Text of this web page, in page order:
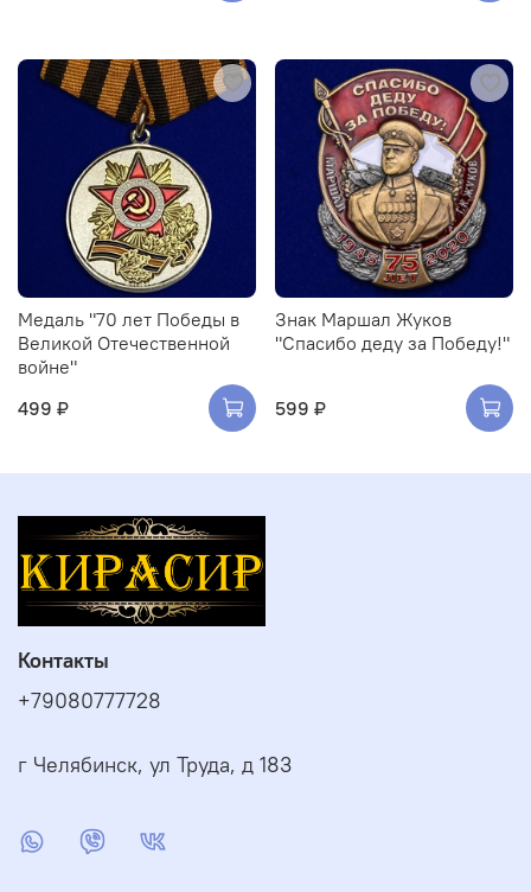
Медаль "70 лет Победы в
Великой Отечественной
войне"
499 ₽
Знак Маршал Жуков
"Спасибо деду за Победу!"
599 ₽
Контакты
+79080777728
г Челябинск, ул Труда, д 183